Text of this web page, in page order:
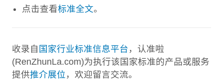
点击查看标准全文。
收录自 国家行业标准信息平台 ，认准啦
(RenZhunLa.com)为执行该国家标准的产品或服务
提供推介展位 ，欢迎留言交流。